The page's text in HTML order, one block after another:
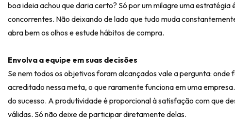
boa ideia achou que daria certo? Só por um milagre uma
concorrentes. Não deixando de lado que tudo muda
abra bem os olhos e estude hábitos de compra.
Envolva a equipe em suas decisões
Se nem todos os objetivos foram alcançados vale a pergunta:
acreditado nessa meta, o que raramente funciona em uma
do sucesso. A produtividade é proporcional à satisfação com que
válidas. Só não deixe de participar diretamente delas.